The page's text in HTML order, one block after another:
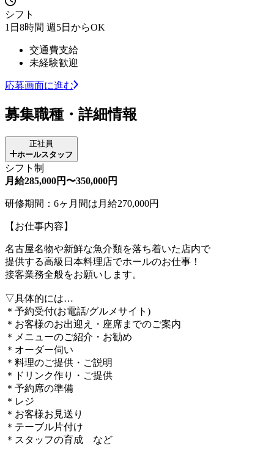
シフト
1日8時間 週5日からOK
交通費支給
未経験歓迎
応募画面に進む
募集職種・詳細情報
正社員
ホールスタッフ
シフト制
月給285,000円〜350,000円
研修期間：6ヶ月間は月給270,000円
【お仕事内容】
名古屋名物や新鮮な魚介類を落ち着いた店内で
提供する高級日本料理店でホールのお仕事！
接客業務全般をお願いします。
▽具体的には…
＊予約受付(お電話/グルメサイト)
＊お客様のお出迎え・座席までのご案内
＊メニューのご紹介・お勧め
＊オーダー伺い
＊料理のご提供・ご説明
＊ドリンク作り・ご提供
＊予約席の準備
＊レジ
＊お客様お見送り
＊テーブル片付け
＊スタッフの育成 など